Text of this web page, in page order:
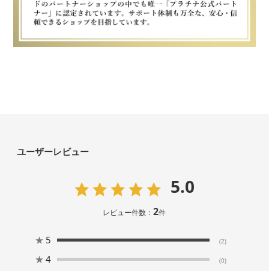
ユーザーレビュー
5.0
レビュー件数：2件
★ 5 (2)
★ 4 (0)